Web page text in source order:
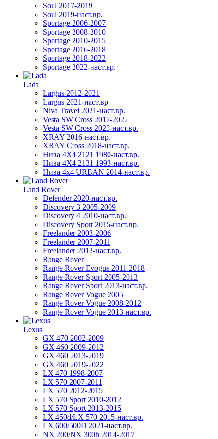
Soul 2017-2019
Soul 2019-наст.вр.
Sportage 2006-2007
Sportage 2008-2010
Sportage 2010-2015
Sportage 2016-2018
Sportage 2018-2022
Sportage 2022-наст.вр.
Lada
Largus 2012-2021
Largus 2021-наст.вр.
Niva Travel 2021-наст.вр.
Vesta SW Cross 2017-2022
Vesta SW Cross 2023-наст.вр.
XRAY 2016-наст.вр.
XRAY Cross 2018-наст.вр.
Нива 4X4 2121 1980-наст.вр.
Нива 4X4 2131 1993-наст.вр.
Нива 4х4 URBAN 2014-наст.вр.
Land Rover
Defender 2020-наст.вр.
Discovery 3 2005-2009
Discovery 4 2010-наст.вр.
Discovery Sport 2015-наст.вр.
Freelander 2003-2006
Freelander 2007-2011
Freelander 2012-наст.вр.
Range Rover
Range Rover Evogue 2011-2018
Range Rover Sport 2005-2013
Range Rover Sport 2013-наст.вр.
Range Rover Vogue 2005
Range Rover Vogue 2008-2012
Range Rover Vogue 2013-наст.вр.
Lexus
GX 470 2002-2009
GX 460 2009-2012
GX 460 2013-2019
GX 460 2019-2022
LX 470 1998-2007
LX 570 2007-2011
LX 570 2012-2015
LX 570 Sport 2010-2012
LX 570 Sport 2013-2015
LX 450d/LX 570 2015-наст.вр.
LX 600/500D 2021-наст.вр.
NX 200/NX 300h 2014-2017